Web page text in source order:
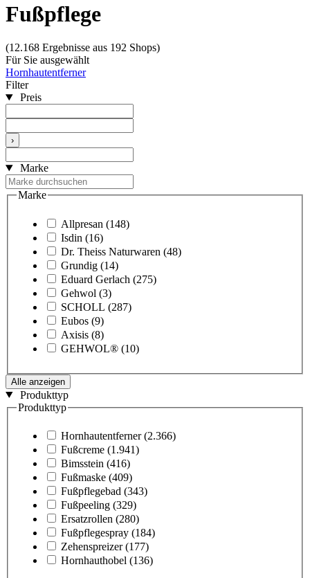
Fußpflege
(12.168 Ergebnisse aus 192 Shops)
Für Sie ausgewählt
Hornhautentferner
Filter
Preis
›
Marke
Marke
Allpresan (148)
Isdin (16)
Dr. Theiss Naturwaren (48)
Grundig (14)
Eduard Gerlach (275)
Gehwol (3)
SCHOLL (287)
Eubos (9)
Axisis (8)
GEHWOL® (10)
Alle anzeigen
Produkttyp
Produkttyp
Hornhautentferner (2.366)
Fußcreme (1.941)
Bimsstein (416)
Fußmaske (409)
Fußpflegebad (343)
Fußpeeling (329)
Ersatzrollen (280)
Fußpflegespray (184)
Zehenspreizer (177)
Hornhauthobel (136)